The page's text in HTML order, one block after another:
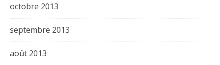
octobre 2013
septembre 2013
août 2013